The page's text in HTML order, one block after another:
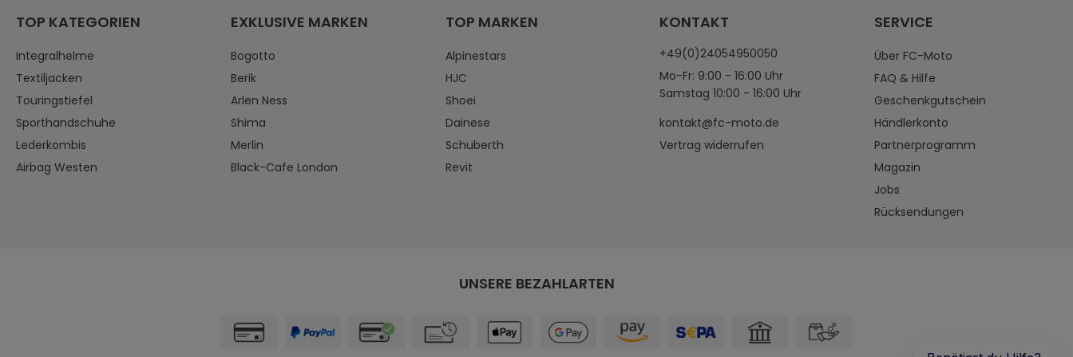
TOP KATEGORIEN
Integralhelme
Textiljacken
Touringstiefel
Sporthandschuhe
Lederkombis
Airbag Westen
EXKLUSIVE MARKEN
Bogotto
Berik
Arlen Ness
Shima
Merlin
Black-Cafe London
TOP MARKEN
Alpinestars
HJC
Shoei
Dainese
Schuberth
Revit
KONTAKT
+49(0)24054950050
Mo-Fr: 9:00 - 16:00 Uhr
Samstag 10:00 - 16:00 Uhr
kontakt@fc-moto.de
Vertrag widerrufen
SERVICE
Über FC-Moto
FAQ & Hilfe
Geschenkgutschein
Händlerkonto
Partnerprogramm
Magazin
Jobs
Rücksendungen
UNSERE BEZAHLARTEN